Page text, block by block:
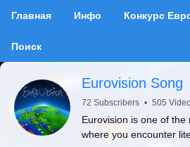
Главная Инфо Конкурс
Поиск
Eurovision Song
72 Subscribers • 505
Eurovision is one of
where you encounter